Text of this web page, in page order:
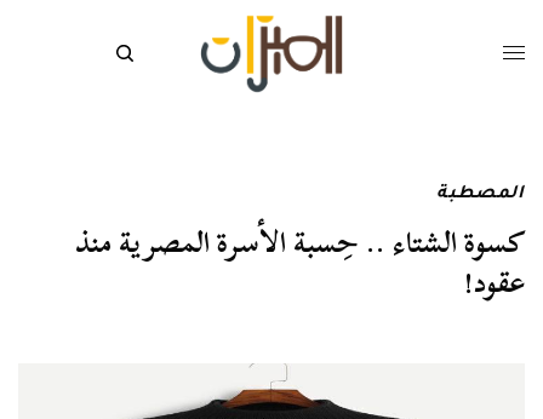
المصطبة
كسوة الشتاء .. حِسبة الأسرة المصرية منذ
عقود!